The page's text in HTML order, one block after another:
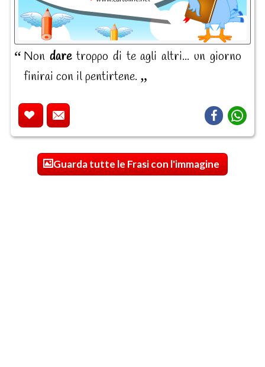
Non daretroppo di te agli altri... un giorno
finirai con il pentirtene.
Guarda tutte le Frasi con l'immagine